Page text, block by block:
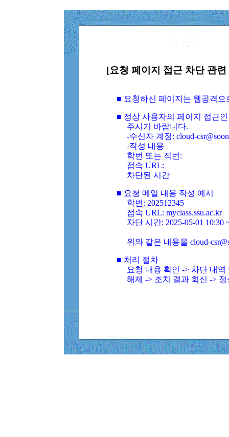
[요청 페이지 접근 차단 관
■ 요청하신 페이지는 웹공격
■ 정상 사용자의 페이지 접근
주시기 바랍니다.
-수신자 계정: cloud-
-작성 내용
학번 또는 직번:
접속 URL:
차단된 시간
■ 요청 메일 내용 작성 예시
학번: 202512345
접속 URL: myclass.ssu.ac.kr
차단 시간: 2025-05-01 10:30
위와 같은 내용을 cloud-
■ 처리 절차
요청 내용 확인 -> 차단 내
해제 -> 조치 결과 회신 ->